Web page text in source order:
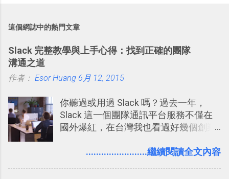
這個網誌中的熱門文章
Slack 完整教學與上手心得：找到正確的團隊
溝通之道
作者： Esor Huang 6月 12, 2015
你聽過或用過 Slack 嗎？過去一年，
Slack 這一個團隊通訊平台服務不僅在
國外爆紅，在台灣我也看過好幾個創業
理，到底 Slack 有什麼魅力？它是不是
........................繼續閱讀全文內容